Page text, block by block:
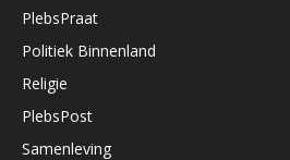
PlebsPraat
Politiek Binnenland
Religie
PlebsPost
Samenleving